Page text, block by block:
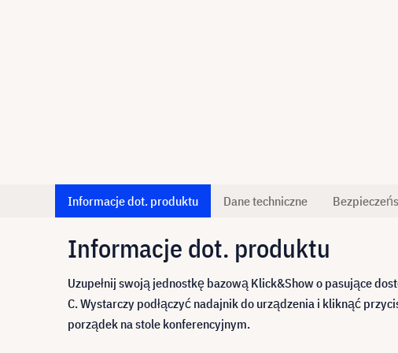
Informacje dot. produktu Dane techniczne
Informacje dot. produktu
Uzupełnij swoją jednostkę bazową Klick&Show o pasujące
C. Wystarczy podłączyć nadajnik do urządzenia i kliknąć
porządek na stole konferencyjnym.